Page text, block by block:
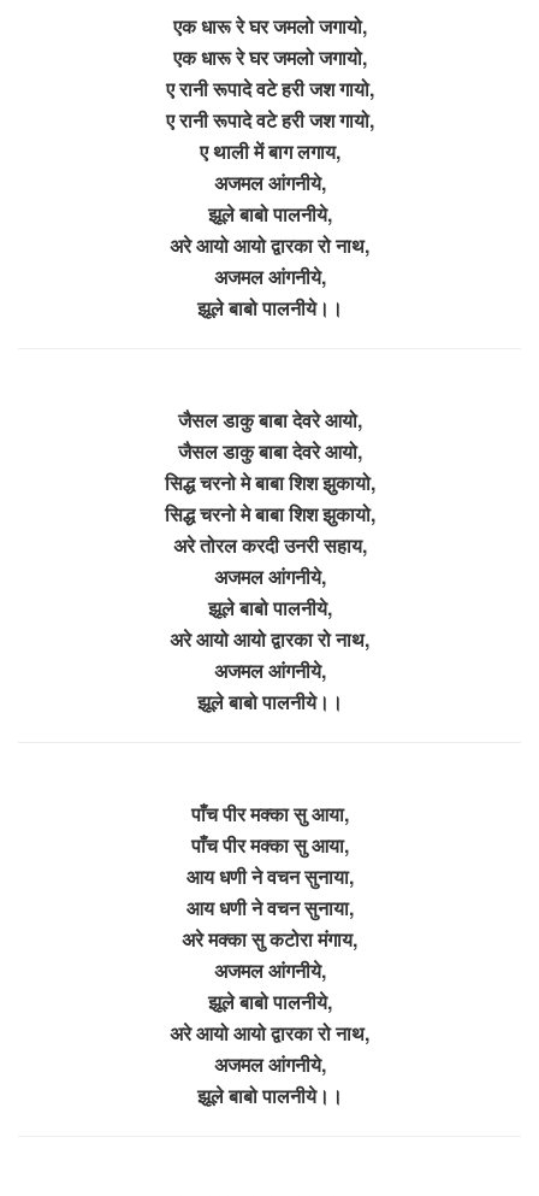
एक धारू रे घर जमलो जगायो,
एक धारू रे घर जमलो जगायो,
ए रानी रूपादे वटे हरी जश गायो,
ए रानी रूपादे वटे हरी जश गायो,
ए थाली में बाग लगाय,
अजमल आंगनीये,
झूले बाबो पालनीये,
अरे आयो आयो द्वारका रो नाथ,
अजमल आंगनीये,
झूले बाबो पालनीये।।
जैसल डाकु बाबा देवरे आयो,
जैसल डाकु बाबा देवरे आयो,
सिद्ध चरनो मे बाबा शिश झुकायो,
सिद्ध चरनो मे बाबा शिश झुकायो,
अरे तोरल करदी उनरी सहाय,
अजमल आंगनीये,
झूले बाबो पालनीये,
अरे आयो आयो द्वारका रो नाथ,
अजमल आंगनीये,
झूले बाबो पालनीये।।
पाँच पीर मक्का सु आया,
पाँच पीर मक्का सु आया,
आय धणी ने वचन सुनाया,
आय धणी ने वचन सुनाया,
अरे मक्का सु कटोरा मंगाय,
अजमल आंगनीये,
झूले बाबो पालनीये,
अरे आयो आयो द्वारका रो नाथ,
अजमल आंगनीये,
झूले बाबो पालनीये।।